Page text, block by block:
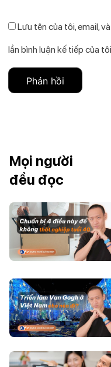
Lưu tên của tôi, email,
lần bình luận kế tiếp của tôi.
Mọi người
đều đọc